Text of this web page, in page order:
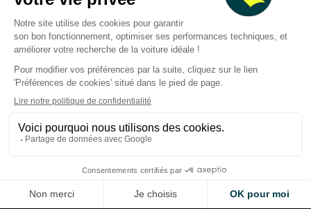
LA VOITURE DE VOS RÊVES
Mercedes anticipe des
pénalités moteur en F1 pour
Russell et Antonelli
Aug 10, 2026
Racing Bulls :
Barcelone 2024 qui
Aug 9, 2026